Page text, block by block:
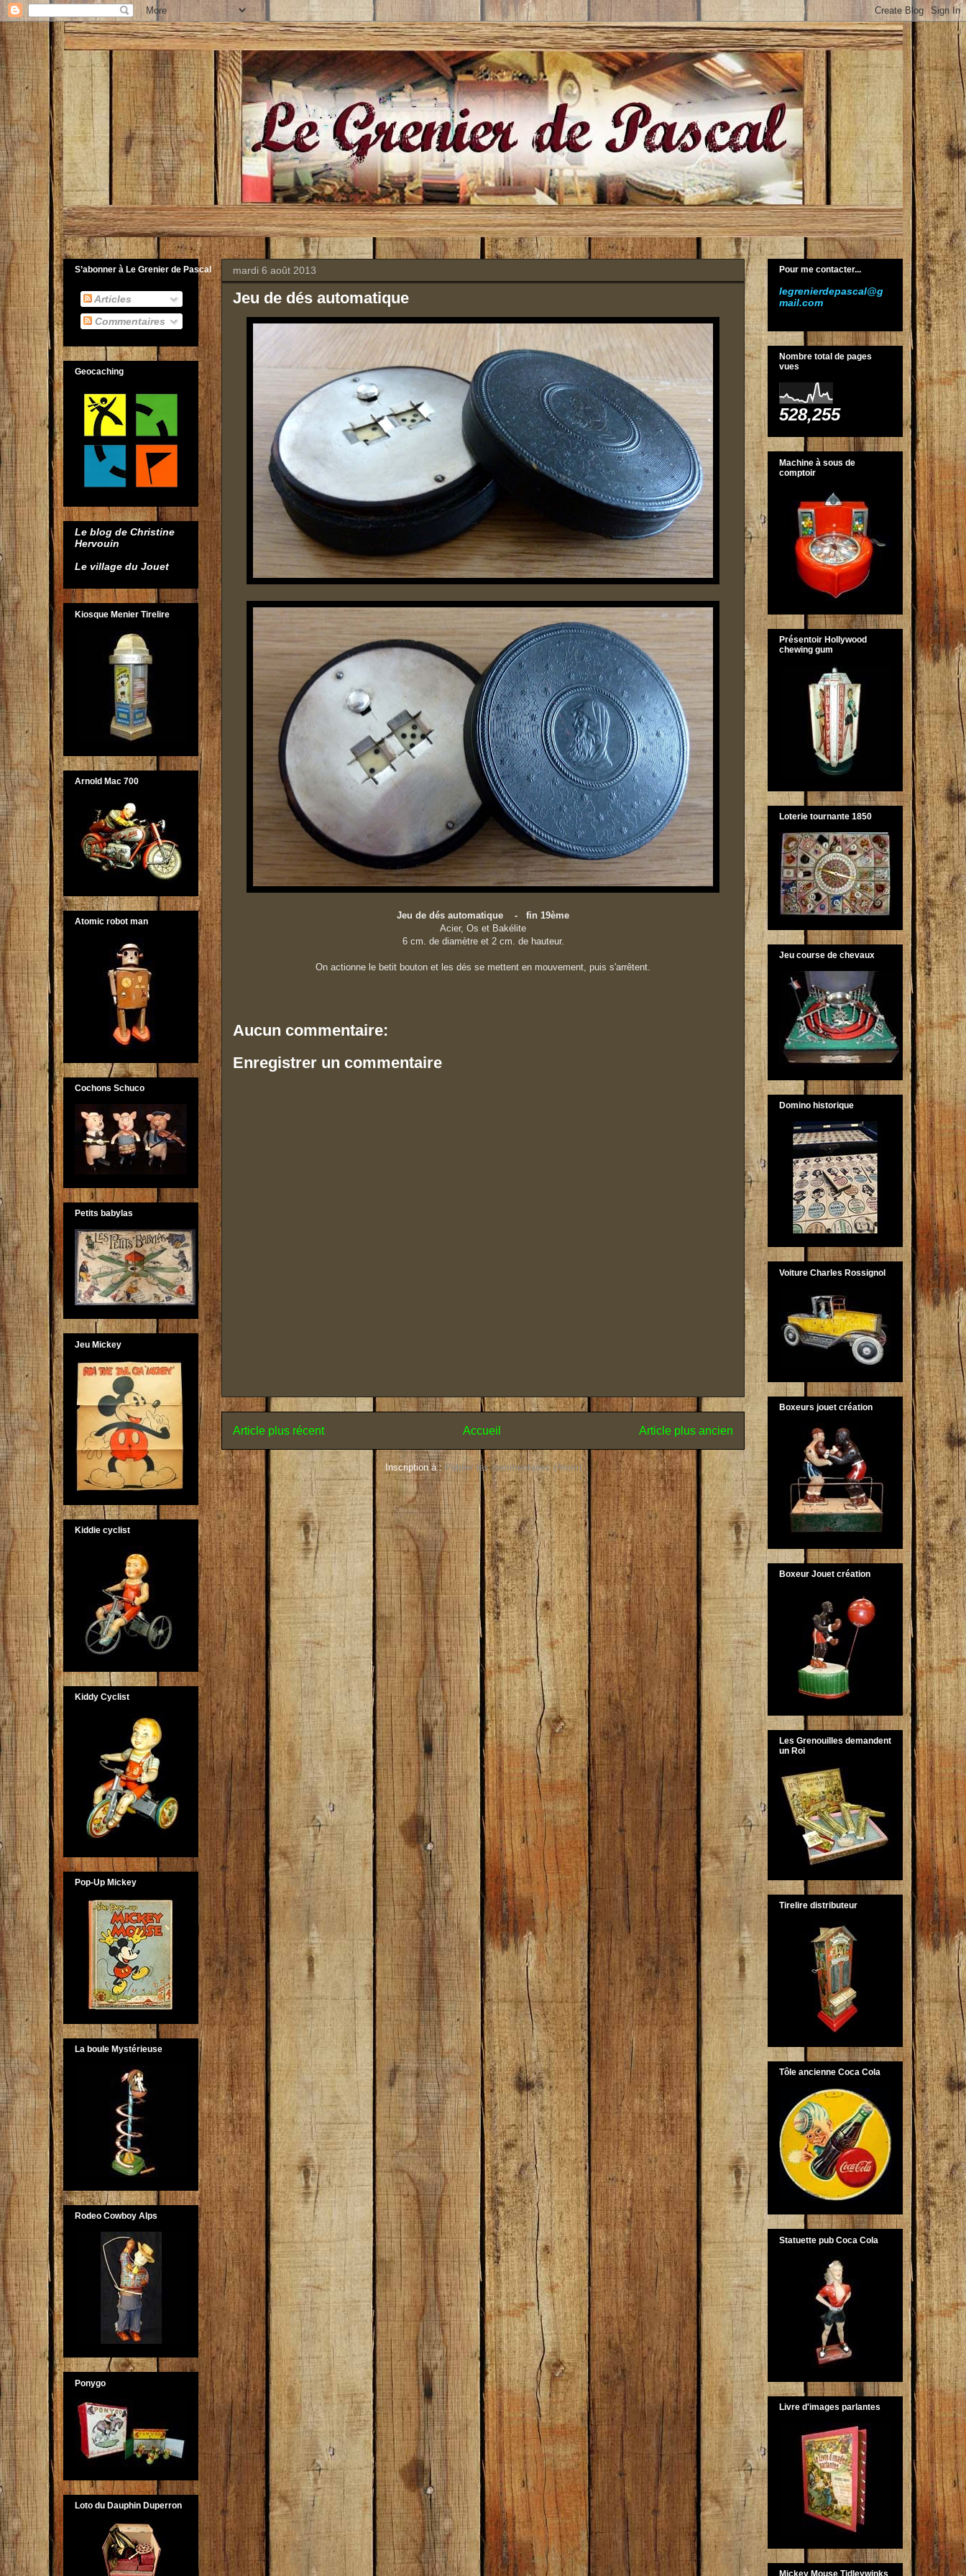
mardi 6 août 2013
Jeu de dés automatique
Jeu de dés automatique - fin 19ème
Acier, Os et Bakélite
6 cm. de diamètre et 2 cm. de hauteur.
On actionne le betit bouton et les dés se mettent en mouvement, puis s'arrêtent.
Aucun commentaire:
Enregistrer un commentaire
Article plus récent Article plus ancien
Accueil
Inscription à : Publier les commentaires (Atom)
S’abonner à Le Grenier de Pascal
Articles
Commentaires
Geocaching
Le blog de Christine
Hervouin
Le village du Jouet
Kiosque Menier Tirelire
Arnold Mac 700
Atomic robot man
Cochons Schuco
Petits babylas
Jeu Mickey
Kiddie cyclist
Kiddy Cyclist
Pop-Up Mickey
La boule Mystérieuse
Rodeo Cowboy Alps
Ponygo
Loto du Dauphin Duperron
Pour me contacter...
legrenierdepascal@g
mail.com
Nombre total de pages
vues
528,255
Machine à sous de
comptoir
Présentoir Hollywood
chewing gum
Loterie tournante 1850
Jeu course de chevaux
Domino historique
Voiture Charles Rossignol
Boxeurs jouet création
Boxeur Jouet création
Les Grenouilles demandent
un Roi
Tirelire distributeur
Tôle ancienne Coca Cola
Statuette pub Coca Cola
Livre d'images parlantes
Mickey Mouse Tidleywinks